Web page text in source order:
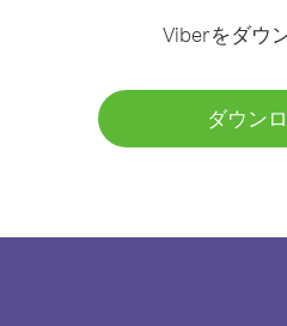
Viberをダウ
ダウン